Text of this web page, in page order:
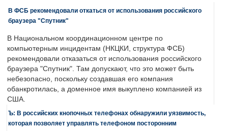
В ФСБ рекомендовали откаться от использования российского
браузера "Спутник"
В Национальном координационном центре по
компьютерным инцидентам (НКЦКИ, структура ФСБ)
рекомендовали отказаться от использования российского
браузера "Спутник". Там допускают, что это может быть
небезопасно, поскольку создавшая его компания
обанкротилась, а доменное имя выкуплено компанией из
США.
Ъ: В российских кнопочных телефонах обнаружили уязвимость,
которая позволяет управлять телефоном посторонним